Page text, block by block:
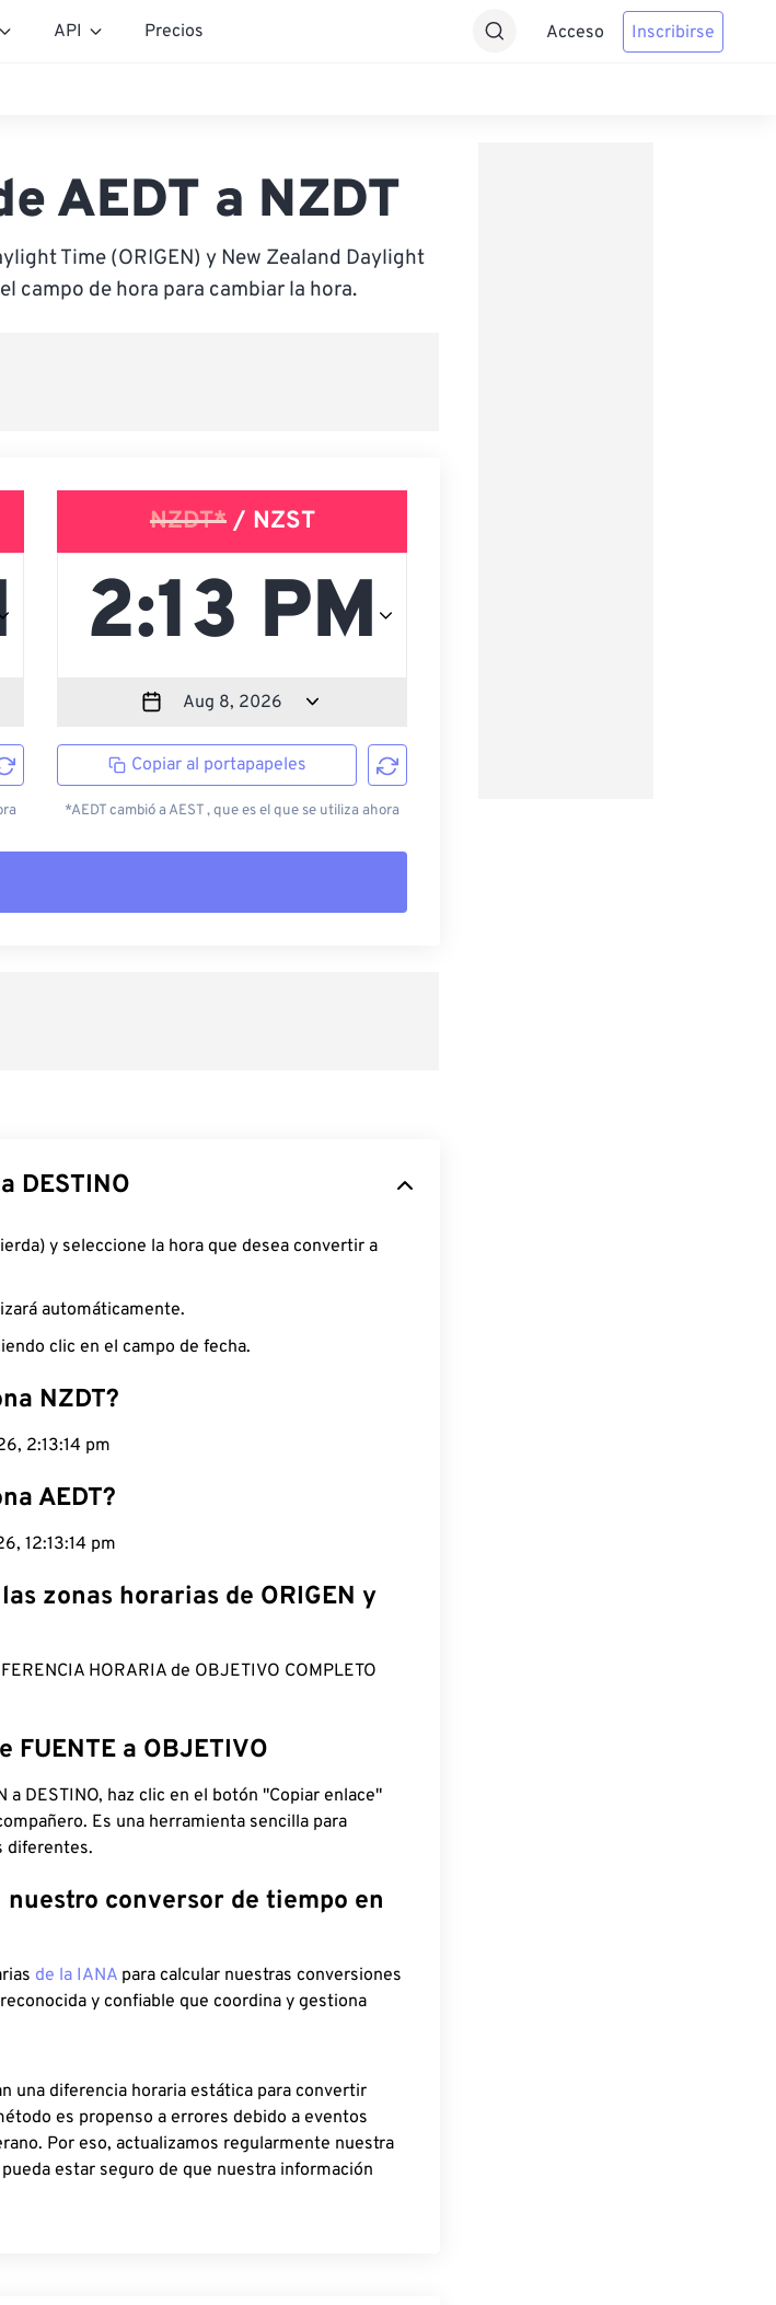
API Precios Acceso Inscribirse
AEDT a NZDT
Time (ORIGEN) y New Zealand Daylight
campo de hora para cambiar la hora.
NZDT*/ NZST
Copiar al portapapeles
*AEDT cambió a AEST , que es el que se utiliza ahora
DESTINO
y seleccione la hora que desea convertir a
automáticamente.
clic en el campo de fecha.
NZDT?
2:13:15 pm
AEDT?
12:13:15 pm
zonas horarias de ORIGEN y
HORARIA de OBJETIVO COMPLETO
a OBJETIVO
a DESTINO, haz clic en el botón "Copiar enlace"
Es una herramienta sencilla para
diferentes.
conversor de tiempo en
de la IANA para calcular nuestras conversiones
y confiable que coordina y gestiona
una diferencia horaria estática para convertir
es propenso a errores debido a eventos
Por eso, actualizamos regularmente nuestra
estar seguro de que nuestra información